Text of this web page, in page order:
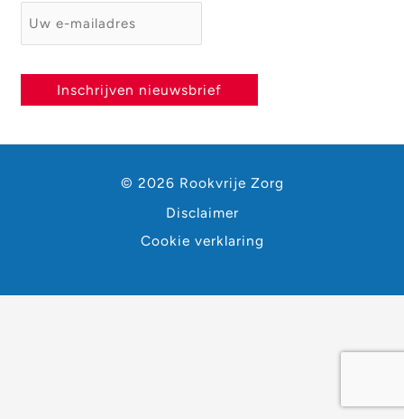
E-mailadres *
Inschrijven nieuwsbrief
© 2026 Rookvrije Zorg
Disclaimer
Cookie verklaring